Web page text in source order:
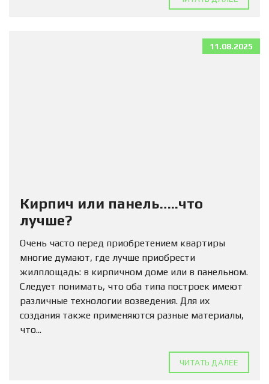
11.08.2025
Кирпич или панель…..что
лучше?
Очень часто перед приобретением квартиры
многие думают, где лучше приобрести
жилплощадь: в кирпичном доме или в панельном.
Следует понимать, что оба типа построек имеют
различные технологии возведения. Для их
создания также применяются разные материалы,
что...
ЧИТАТЬ ДАЛЕЕ